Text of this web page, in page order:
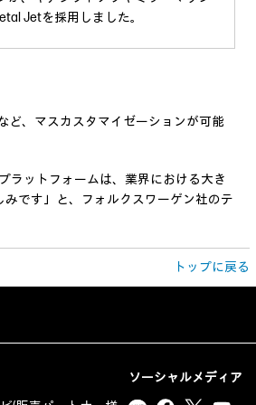
Jetを採用しました。
ど、マスカスタマイゼーションが可能
ラットフォームは、業界における大き
です」と、フォルクスワーゲン社のテ
トップに戻る
ソーシャルメディア